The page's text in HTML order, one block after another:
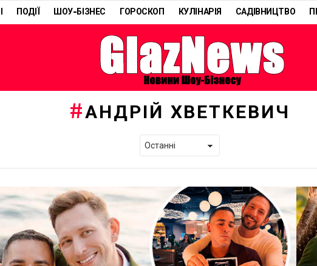
ПОДІЇ ШОУ-БІЗНЕС ГОРОСКОП КУЛІНАРІЯ САДІВНИЦТВО
АНДРІЙ ХВЕТКЕВИЧ